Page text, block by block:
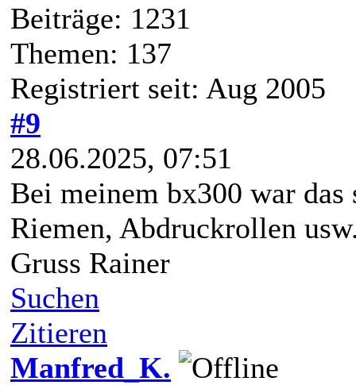
Beiträge: 1231
Themen: 137
Registriert seit: Aug 2005
#9
28.06.2025, 07:51
Bei meinem bx300 war das
Riemen, Abdruckrollen
Gruss Rainer
Suchen
Zitieren
Manfred_K.